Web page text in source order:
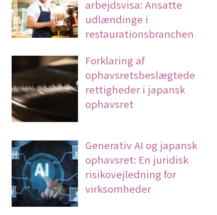
arbejdsvisa: Ansatte
udlændinge i
restaurationsbranchen
Forklaring af
ophavsretsbeslægtede
rettigheder i japansk
ophavsret
Generativ AI og japansk
ophavsret: En juridisk
risikovejledning for
virksomheder